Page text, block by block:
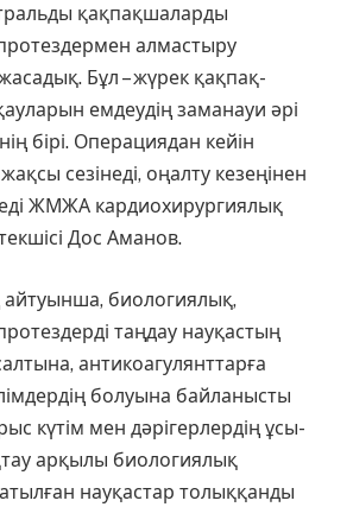
қақ­пақ­ша­ларды
алмастыру
Бұл – жүрек қақ­пақ­
емдеудің заманауи әрі
бірі. Операциядан кейін
сезінеді, оңалту кезе­ңінен
ЖМЖА кардиохирургиялық
Дос Аманов.
био­логиялық,
таңдау науқастың
антикоа­гулянт­тарға
болуына байланысты
күтім мен дәрігерлердің ұсы­
арқылы био­ло­гиялық
нау­қас­­тар толыққанды